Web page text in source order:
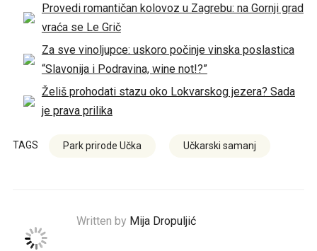
Provedi romantičan kolovoz u Zagrebu: na Gornji grad
vraća se Le Grič
Za sve vinoljupce: uskoro počinje vinska poslastica
“Slavonija i Podravina, wine not!?”
Želiš prohodati stazu oko Lokvarskog jezera? Sada
je prava prilika
TAGS Park prirode Učka Učkarski samanj
Written by Mija Dropuljić